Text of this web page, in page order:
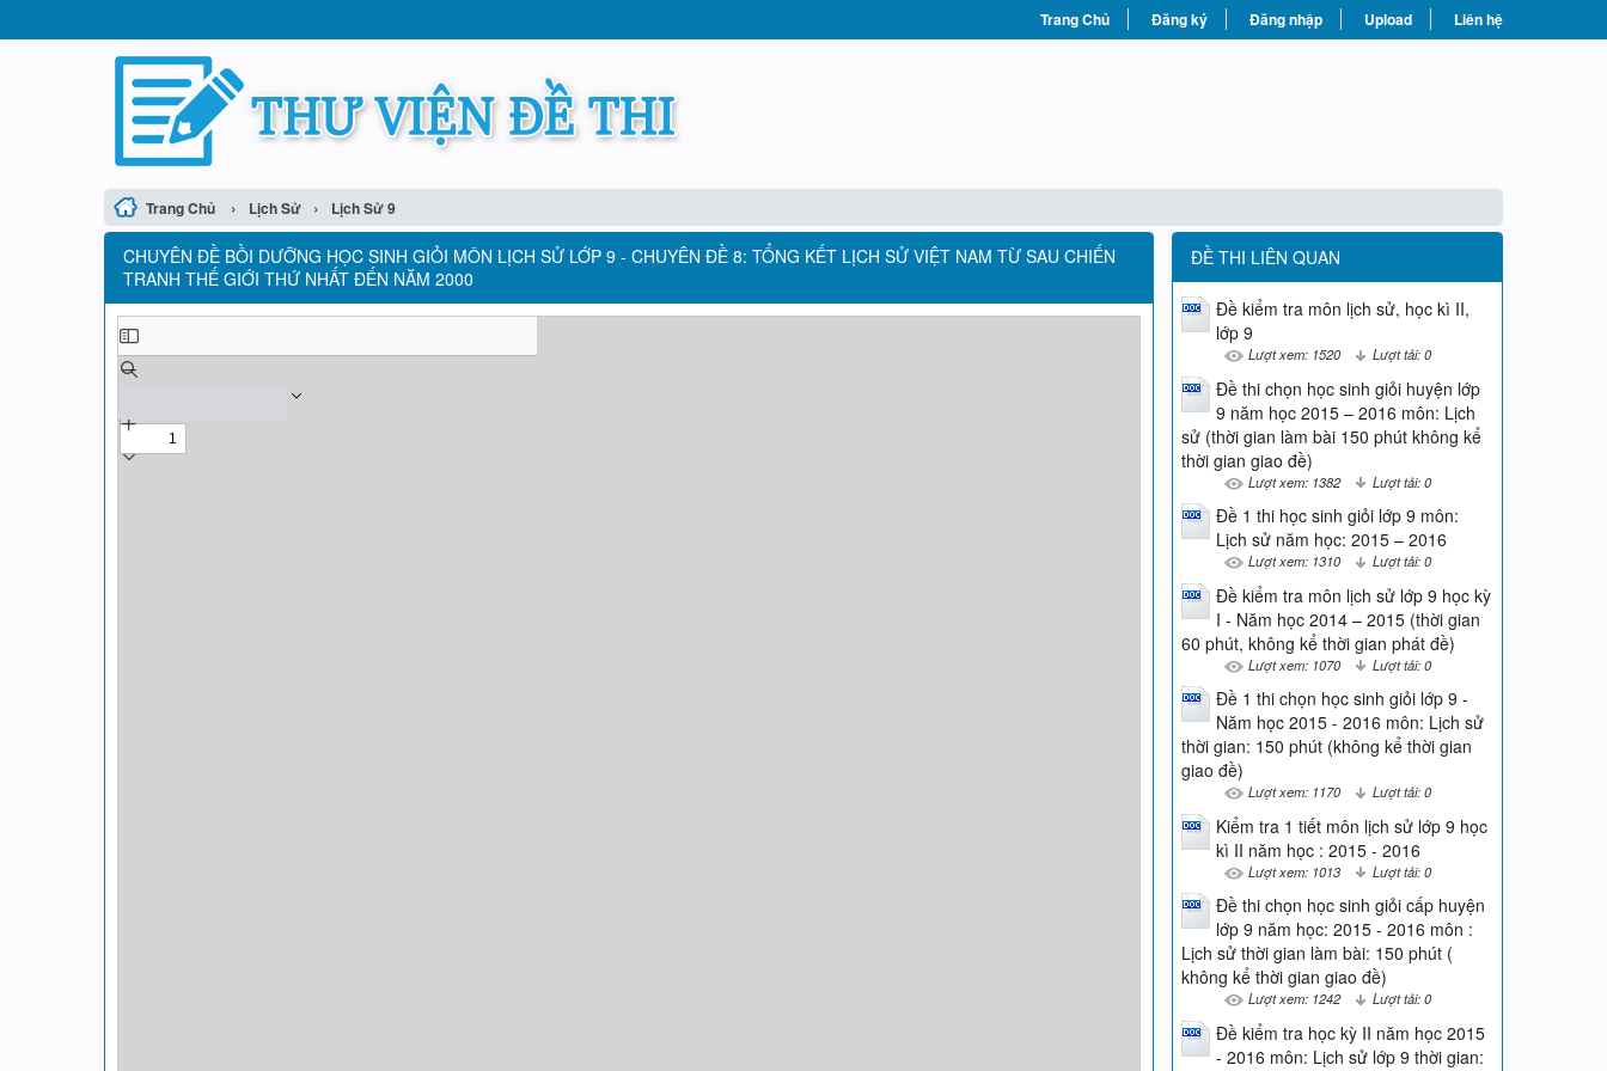
Trang Chủ Đăng ký Đăng nhập Upload Liên hệ
Trang Chủ › Lịch Sử › Lịch Sử 9
CHUYÊN ĐỀ BỒI DƯỠNG HỌC SINH GIỎI MÔN LỊCH SỬ LỚP 9 - CHUYÊN ĐỀ 8: TỔNG KẾT LỊCH SỬ VIỆT NAM TỪ SAU CHIẾN
TRANH THẾ GIỚI THỨ NHẤT ĐẾN NĂM 2000
ĐỀ THI LIÊN QUAN
Đề kiểm tra môn lịch sử, học kì II,
lớp 9
Lượt xem: 1520 Lượt tải: 0
Đề thi chọn học sinh giỏi huyện lớp
9 năm học 2015 – 2016 môn: Lịch
sử (thời gian làm bài 150 phút không kể
thời gian giao đề)
Lượt xem: 1382 Lượt tải: 0
Đề 1 thi học sinh giỏi lớp 9 môn:
Lịch sử năm học: 2015 – 2016
Lượt xem: 1310 Lượt tải: 0
Đề kiểm tra môn lịch sử lớp 9 học kỳ
I - Năm học 2014 – 2015 (thời gian
60 phút, không kể thời gian phát đề)
Lượt xem: 1070 Lượt tải: 0
Đề 1 thi chọn học sinh giỏi lớp 9 -
Năm học 2015 - 2016 môn: Lịch sử
thời gian: 150 phút (không kể thời gian
giao đề)
Lượt xem: 1170 Lượt tải: 0
Kiểm tra 1 tiết môn lịch sử lớp 9 học
kì II năm học : 2015 - 2016
Lượt xem: 1013 Lượt tải: 0
Đề thi chọn học sinh giỏi cấp huyện
lớp 9 năm học: 2015 - 2016 môn :
Lịch sử thời gian làm bài: 150 phút (
không kể thời gian giao đề)
Lượt xem: 1242 Lượt tải: 0
Đề kiểm tra học kỳ II năm học 2015
- 2016 môn: Lịch sử lớp 9 thời gian: